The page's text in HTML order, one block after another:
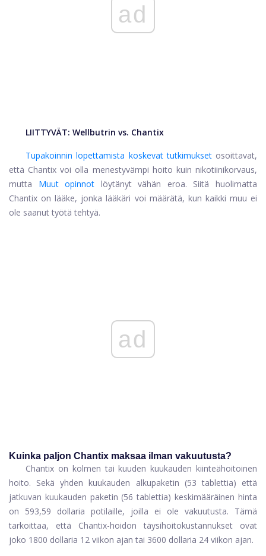
ad
LIITTYVÄT: Wellbutrin vs. Chantix
Tupakoinnin lopettamista koskevat tutkimukset osoittavat,
että Chantix voi olla menestyvämpi hoito kuin nikotiinikorvaus,
mutta
Muut opinnot löytänyt vähän eroa. Siitä huolimatta
Chantix on lääke, jonka lääkäri voi määrätä, kun kaikki muu ei
ole saanut työtä tehtyä.
ad
Kuinka paljon Chantix maksaa ilman vakuutusta?
Chantix on kolmen tai kuuden kuukauden kiinteähoitoinen
hoito. Sekä yhden kuukauden alkupaketin (53 tablettia) että
jatkuvan kuukauden paketin (56 tablettia) keskimääräinen hinta
on 593,59 dollaria potilaille, joilla ei ole vakuutusta. Tämä
tarkoittaa, että Chantix-hoidon täysihoitokustannukset ovat
joko 1800 dollaria 12 viikon ajan tai 3600 dollaria 24 viikon ajan.